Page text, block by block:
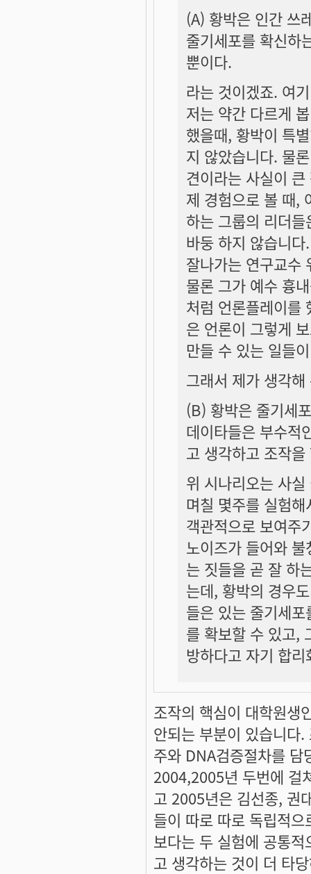
(A) 황박은 인간 쓰
줄기세포를 확신하
뿐이다.
라는 것이겠죠. 여
저는 약간 다르게
했을때, 황박이 특
지 않았습니다. 물
견이라는 사실이
제 경험으로 볼 때,
하는 그룹의 리더
바둥 하지 않습니
잘나가는 연구교수
물론 그가 예수 흉
처럼 언론플레이를
은 언론이 그렇게
만들 수 있는 일들
그래서 제가 생각
(B) 황박은 줄기세
데이타들은 부수적
고 생각하고 조작을
위 시나리오는 사
며칠 몇주를 실험
객관적으로 보여주
노이즈가 들어와
는 짓들을 곧 잘 하
는데, 황박의 경우
들은 있는 줄기세
를 확보할 수 있고,
방하다고 자기 합
조작의 핵심이 대학원생
안되는 부분이 있습니다
주와 DNA검증절차를 담
2004,2005년 두번에 걸
고 2005년은 김선종, 권
들이 따로 따로 독립적
보다는 두 실험에 공통
고 생각하는 것이 더 타